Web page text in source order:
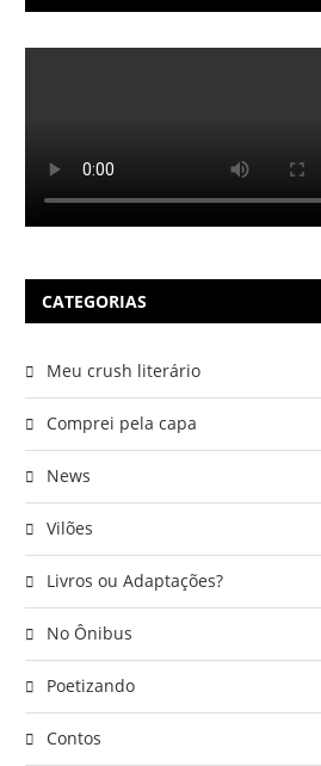
CATEGORIAS
Meu crush literário
Comprei pela capa
News
Vilões
Livros ou Adaptações?
No Ônibus
Poetizando
Contos